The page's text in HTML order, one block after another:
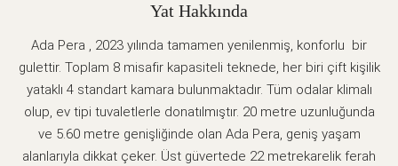
Yat Hakkında
Ada Pera , 2023 yılında tamamen yenilenmiş, konforlu bir
gulettir. Toplam 8 misafir kapasiteli teknede, her biri çift kişilik
yataklı 4 standart kamara bulunmaktadır. Tüm odalar klimalı
olup, ev tipi tuvaletlerle donatılmıştır. 20 metre uzunluğunda
ve 5.60 metre genişliğinde olan Ada Pera, geniş yaşam
alanlarıyla dikkat çeker. Üst güvertede 22 metrekarelik ferah